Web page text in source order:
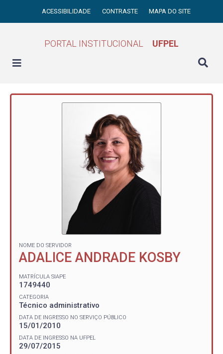
ACESSIBILIDADE CONTRASTE MAPA DO SITE
PORTAL INSTITUCIONAL UFPEL
NOME DO SERVIDOR
ADALICE ANDRADE KOSBY
MATRÍCULA SIAPE
1749440
CATEGORIA
Técnico administrativo
DATA DE INGRESSO NO SERVIÇO PÚBLICO
15/01/2010
DATA DE INGRESSO NA UFPEL
29/07/2015